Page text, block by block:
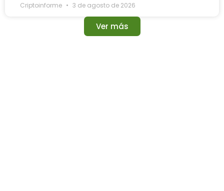
Criptoinforme 3 de agosto de 2026
Ver más